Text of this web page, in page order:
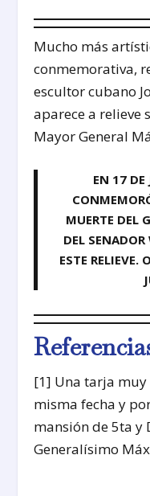
Mucho más
conmemorativa,
escultor cubano
aparece a relieve
Mayor General
EN 17
MUERTE DEL
DEL
ESTE RELIEVE.
[1] Una tarja
misma fecha y
mansión de 5ta y
Generalísimo